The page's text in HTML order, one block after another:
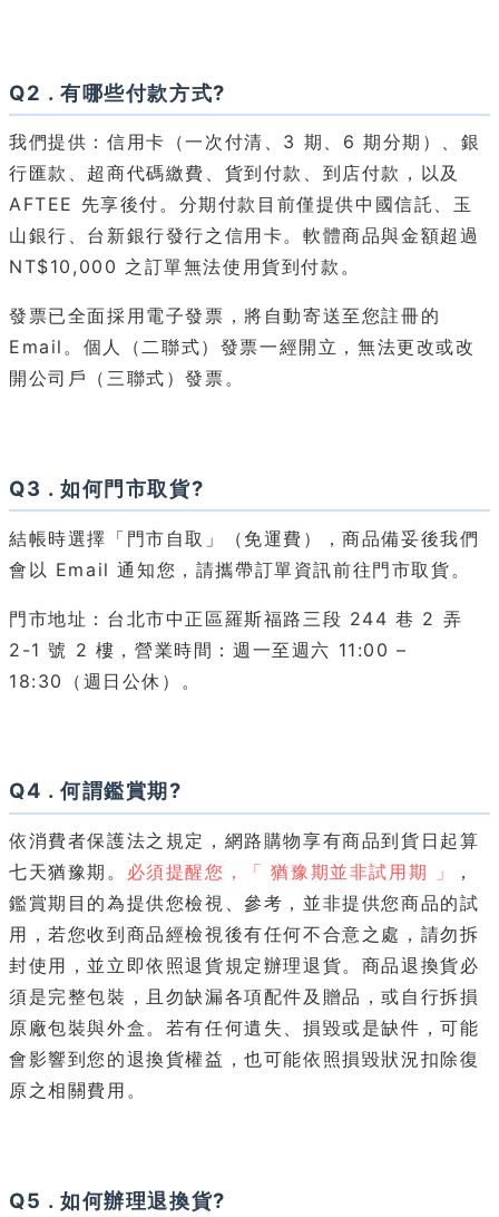
Q2 . 有哪些付款方式?
我們提供：信用卡（一次付清、3 期、6 期分期）、銀
行匯款、超商代碼繳費、貨到付款、到店付款，以及
AFTEE 先享後付。分期付款目前僅提供中國信託、玉
山銀行、台新銀行發行之信用卡。軟體商品與金額超過
NT$10,000 之訂單無法使用貨到付款。
發票已全面採用電子發票，將自動寄送至您註冊的
Email。個人（二聯式）發票一經開立，無法更改或改
開公司戶（三聯式）發票。
Q3 . 如何門市取貨?
結帳時選擇「門市自取」（免運費），商品備妥後我們
會以 Email 通知您，請攜帶訂單資訊前往門市取貨。
門市地址：台北市中正區羅斯福路三段 244 巷 2 弄
2-1 號 2 樓，營業時間：週一至週六 11:00 –
18:30（週日公休）。
Q4 . 何謂鑑賞期?
依消費者保護法之規定，網路購物享有商品到貨日起算
七天猶豫期。 必須提醒您，「 猶豫期並非試用期 」
，
鑑賞期目的為提供您檢視、參考，並非提供您商品的試
用，若您收到商品經檢視後有任何不合意之處，請勿拆
封使用，並立即依照退貨規定辦理退貨。商品退換貨必
須是完整包裝，且勿缺漏各項配件及贈品，或自行拆損
原廠包裝與外盒。若有任何遺失、損毀或是缺件，可能
會影響到您的退換貨權益，也可能依照損毀狀況扣除復
原之相關費用。
Q5 . 如何辦理退換貨?